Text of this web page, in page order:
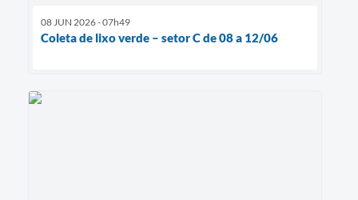
08 JUN 2026 - 07h49
Coleta de lixo verde – setor C de 08 a 12/06